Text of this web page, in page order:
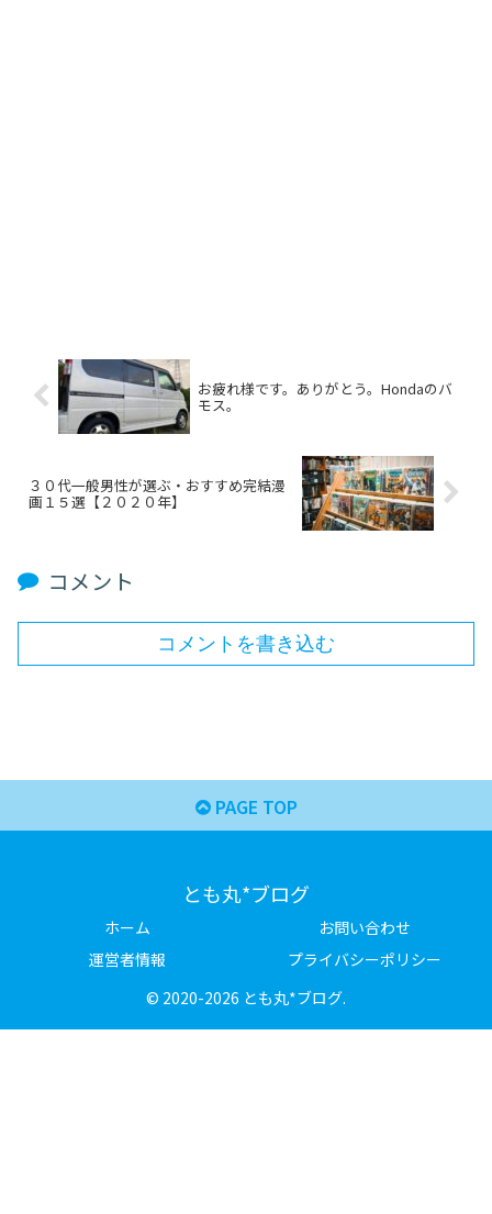
お疲れ様です。ありがとう。Hondaのバ
モス。
３０代一般男性が選ぶ・おすすめ完結漫
画１５選【２０２０年】
コメント
コメントを書き込む
PAGE TOP
とも丸*ブログ
ホーム
お問い合わせ
運営者情報
プライバシーポリシー
© 2020-2026 とも丸*ブログ.